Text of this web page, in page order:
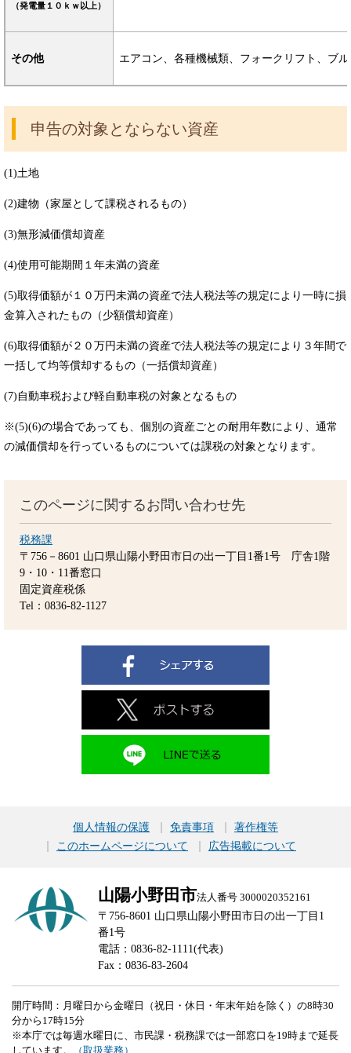
（発電量１０ｋｗ以上）
その他 エアコン、各種機械類、フォークリフト、ブ
申告の対象とならない資産
(1)土地
(2)建物（家屋として課税されるもの）
(3)無形減価償却資産
(4)使用可能期間１年未満の資産
(5)取得価額が１０万円未満の資産で法人税法等の規定により一時に損
金算入されたもの（少額償却資産）
(6)取得価額が２０万円未満の資産で法人税法等の規定により３年間で
一括して均等償却するもの（一括償却資産）
(7)自動車税および軽自動車税の対象となるもの
※(5)(6)の場合であっても、個別の資産ごとの耐用年数により、通常
の減価償却を行っているものについては課税の対象となります。
このページに関するお問い合わせ先
税務課
〒756－8601 山口県山陽小野田市日の出一丁目1番1号 庁舎1階
9・10・11番窓口
固定資産税係
Tel：0836-82-1127
個人情報の保護 免責事項
著作権等
このホームページについて
広告掲載について
山陽小野田市法人番号 3000020352161
〒756-8601 山口県山陽小野田市日の出一丁目1
番1号
電話：0836-82-1111(代表)
Fax：0836-83-2604
開庁時間：月曜日から金曜日（祝日・休日・年末年始を除く）の8時30
分から17時15分
※本庁では毎週水曜日に、市民課・税務課では一部窓口を19時まで延長
しています。
（取扱業務）